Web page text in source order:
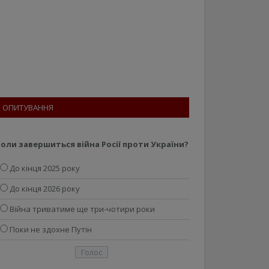
ОПИТУВАННЯ
завершиться війна Росії проти України?
До кінця 2025 року
До кінця 2026 року
Війна триватиме ще три-чотири роки
Поки не здохне Путін